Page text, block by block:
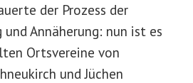
der Prozess der
Annäherung: nun ist es
Ortsvereine von
und Jüchen